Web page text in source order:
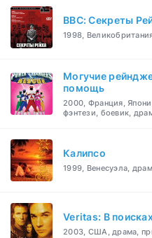
BBC: Секреты
1998,
Могучие
помощь
2000, Франция,
фэнтези, боевик,
Калипсо
1999, Венесуэла,
Veritas: В
2003, США, драма,